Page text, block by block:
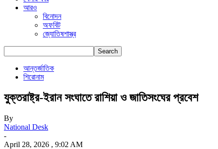
আরও
বিনোদন
অফবিট
জ্যোতিষশাস্ত্র
আন্তর্জাতিক
শিরোনাম
যুক্তরাষ্ট্র-ইরান সংঘাতে রাশিয়া ও জাতিসংঘের প্রবেশ
By
National Desk
-
April 28, 2026 , 9:02 AM